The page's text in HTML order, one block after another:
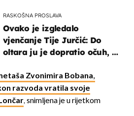
RASKOŠNA PROSLAVA
Ovako je izgledalo
vjenčanje Tije Jurčić: Do
oltara ju je dopratio očuh, a
Zvonimira Bobana,
razvoda vratila svoje
, snimljena je u rijetkom